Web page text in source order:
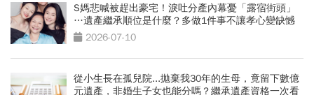
S媽悲喊被趕出豪宅！淚吐分產內幕憂「露宿街頭」
…遺產繼承順位是什麼？多做1件事不讓孝心變缺憾
2026-07-10
從小生長在孤兒院...拋棄我30年的生母，竟留下數億
元遺產，非婚生子女也能分嗎？繼承遺產資格一次看